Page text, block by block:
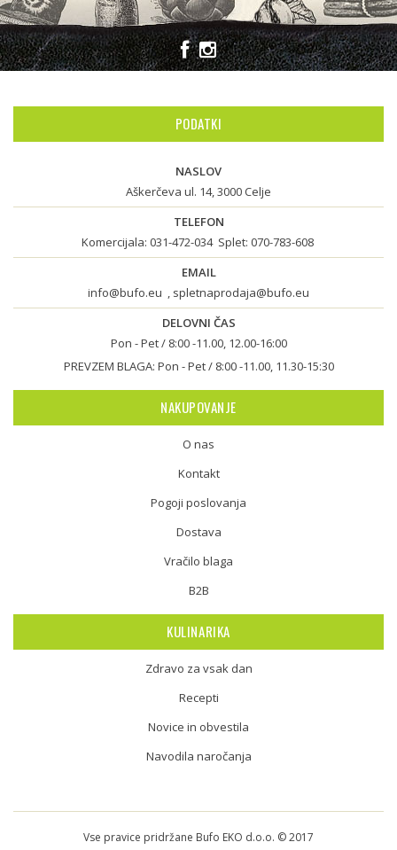
PODATKI
NASLOV
Aškerčeva ul. 14, 3000 Celje
TELEFON
Komercijala: 031-472-034Splet: 070-783-608
EMAIL
info@bufo.eu , spletnaprodaja@bufo.eu
DELOVNI ČAS
Pon - Pet / 8:00 -11.00, 12.00-16:00
PREVZEM BLAGA: Pon - Pet / 8:00 -11.00, 11.30-15:30
NAKUPOVANJE
O nas
Kontakt
Pogoji poslovanja
Dostava
Vračilo blaga
B2B
KULINARIKA
Zdravo za vsak dan
Recepti
Novice in obvestila
Navodila naročanja
Vse pravice pridržane Bufo EKO d.o.o. © 2017